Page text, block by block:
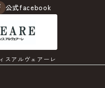
公式facebook
スアルヴェアーレ